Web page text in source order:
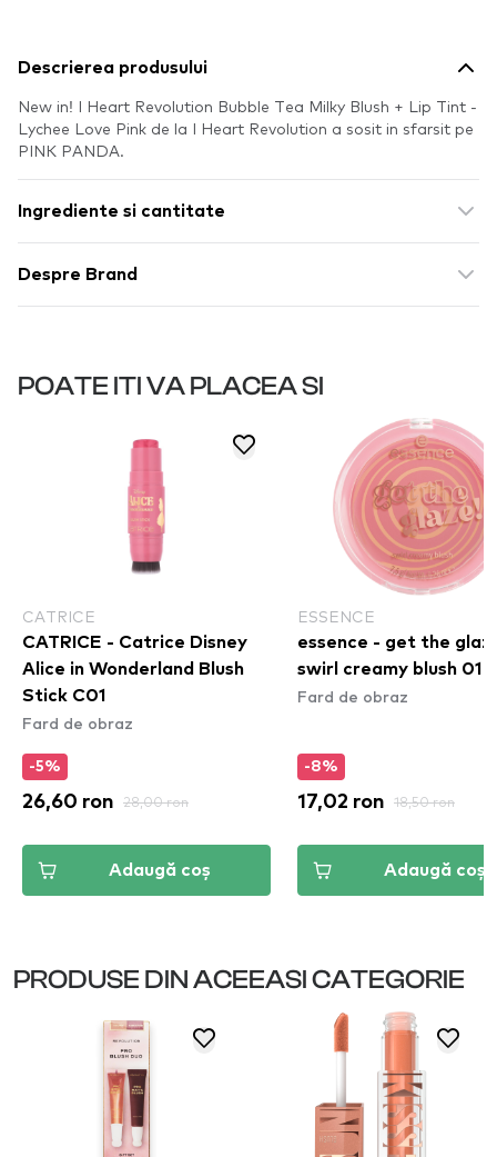
Descrierea produsului
New in! I Heart Revolution Bubble Tea Milky Blush + Lip Tint -
Lychee Love Pink de la I Heart Revolution a sosit in sfarsit pe
PINK PANDA.
Ingrediente si cantitate
Despre Brand
POATE ITI VA PLACEA SI
CATRICE
CATRICE - Catrice Disney
Alice in Wonderland Blush
Stick C01
Fard de obraz
-5%
26,60 ron 28,00 ron
Adaugă coș
ESSENCE
essence - get the
swirl creamy blush 01
Fard de obraz
-8%
17,02 ron 18,50 ron
Adaugă coș
PRODUSE DIN ACEEASI CATEGORIE